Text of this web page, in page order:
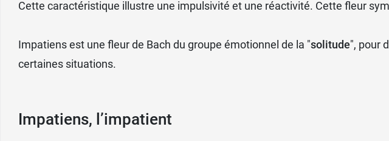
Cette caractéristique illustre une impulsivité et une réactivité. Cette fleur
Impatiens est une fleur de Bach du groupe émotionnel de la "solitude", pour
certaines situations.
Impatiens, l’impatient